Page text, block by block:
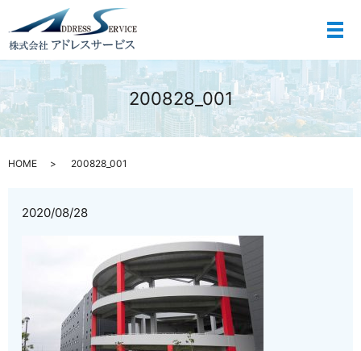
メ
200828_001
HOME 200828_001
2020/08/28